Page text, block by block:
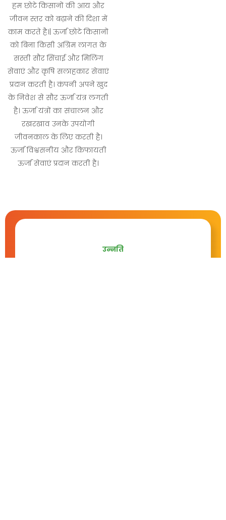
हम छोटे किसानों की आय और
जीवन स्तर को बढ़ाने की दिशा में
काम करते है।| ऊर्जा छोटे किसानों
को बिना किसी अग्रिम लागत के
सस्ती सौर सिंचाई और मिलिंग
सेवाएं और कृषि सलाहकार सेवाएं
प्रदान करती है। कंपनी अपने खुद
के निवेश से सौर ऊर्जा यंत्र लगती
है। ऊर्जा यंत्रों का संचालन और
रखरखाव उनके उपयोगी
जीवनकाल के लिए करती है।
ऊर्जा विश्वसनीय और किफायती
ऊर्जा सेवाएं प्रदान करती है।
उन्नति